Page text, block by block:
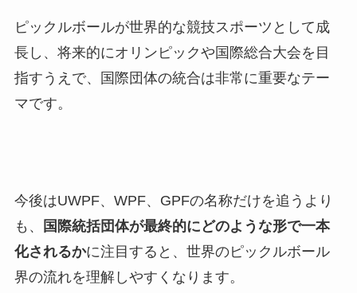
ピックルボールが世界的な競技スポーツとして成
長し、将来的にオリンピックや国際総合大会を目
指すうえで、国際団体の統合は非常に重要なテー
マです。
今後はUWPF、WPF、GPFの名称だけを追うより
も、
国際統括団体が最終的にどのような形で一本
化されるかに注目すると、世界のピックルボール
界の流れを理解しやすくなります。